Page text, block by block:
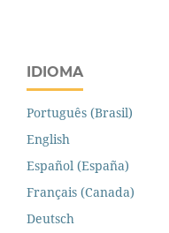
IDIOMA
Português (Brasil)
English
Español (España)
Français (Canada)
Deutsch